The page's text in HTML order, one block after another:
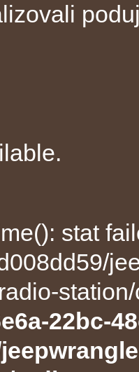
stat
22bc-